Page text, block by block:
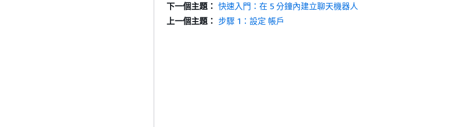
下一個主題： 快速入門：在 5 分鐘內建立聊天機器人
上一個主題： 步驟 1：設定 帳戶